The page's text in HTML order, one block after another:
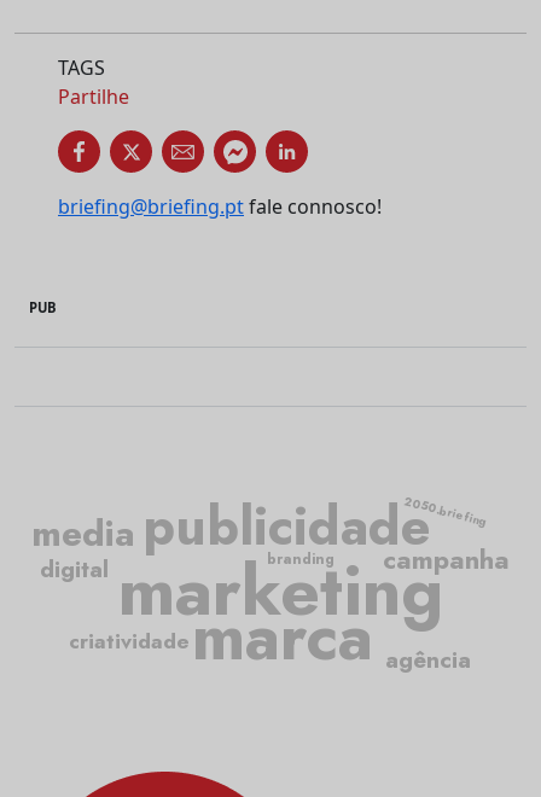
TAGS
Partilhe
briefing@briefing.ptfale connosco!
PUB
marketing
publicidade
marca
criatividade
campanha
media
agência
digital
2050.briefing
branding